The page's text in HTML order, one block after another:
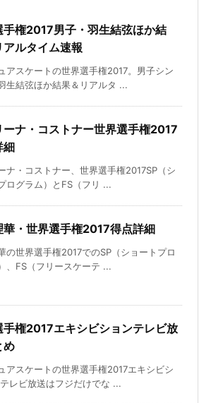
手権2017男子・羽生結弦ほか結
アルタイム速報
アスケートの世界選手権2017。男子シン
生結弦ほか結果＆リアルタ ...
ーナ・コストナー世界選手権2017
細
ナ・コストナー、世界選手権2017SP（シ
ログラム）とFS（フリ ...
華・世界選手権2017得点詳細
の世界選手権2017でのSP（ショートプロ
、FS（フリースケーテ ...
手権2017エキシビションテレビ放
め
アスケートの世界選手権2017エキシビシ
レビ放送はフジだけでな ...